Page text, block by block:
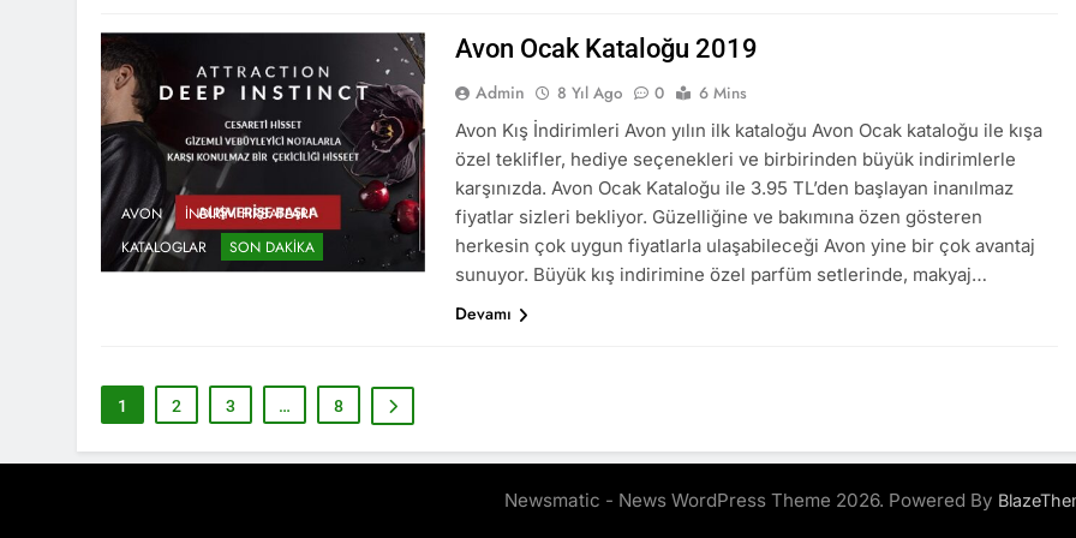
AVON
İNDIRIM FIRSATLARI
KATALOGLAR
SON DAKIKA
Avon Ocak Kataloğu 2019
Admin 8 Yıl Ago 0
6 Mins
Avon Kış İndirimleri Avon yılın ilk kataloğu Avon Ocak kataloğu ile kışa
özel teklifler, hediye seçenekleri ve birbirinden büyük indirimlerle
karşınızda. Avon Ocak Kataloğu ile 3.95 TL’den başlayan inanılmaz
fiyatlar sizleri bekliyor. Güzelliğine ve bakımına özen gösteren
herkesin çok uygun fiyatlarla ulaşabileceği Avon yine bir çok avantaj
sunuyor. Büyük kış indirimine özel parfüm setlerinde, makyaj…
Devamı
1 2 3 … 8
Newsmatic - News WordPress Theme 2026. Powered By